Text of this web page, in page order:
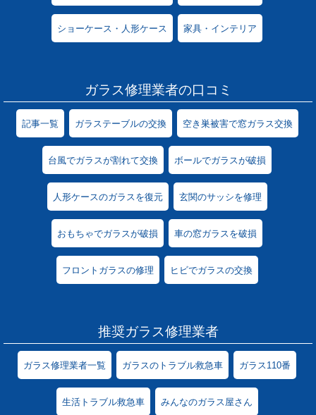
ショーケース・人形ケース 家具・インテリア
ガラス修理業者の口コミ
記事一覧 ガラステーブルの交換 空き巣被害で窓ガラス交換
台風でガラスが割れて交換 ボールでガラスが破損
人形ケースのガラスを復元 玄関のサッシを修理
おもちゃでガラスが破損 車の窓ガラスを破損
フロントガラスの修理 ヒビでガラスの交換
推奨ガラス修理業者
ガラス修理業者一覧 ガラスのトラブル救急車 ガラス110番
生活トラブル救急車 みんなのガラス屋さん